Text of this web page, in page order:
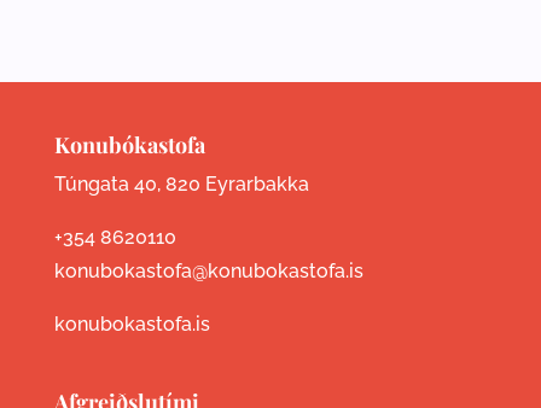
Konubókastofa
Túngata 40, 820 Eyrarbakka
+354 8620110
konubokastofa@konubokastofa.is
konubokastofa.is